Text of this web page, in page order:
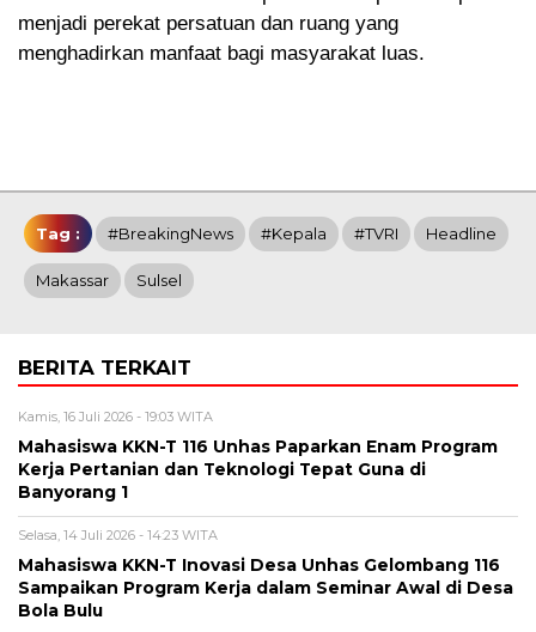
menjadi perekat persatuan dan ruang yang
menghadirkan manfaat bagi masyarakat luas.
Tag : #BreakingNews #Kepala #TVRI Headline
Makassar Sulsel
BERITA TERKAIT
Kamis, 16 Juli 2026 - 19:03 WITA
Mahasiswa KKN-T 116 Unhas Paparkan Enam Program
Kerja Pertanian dan Teknologi Tepat Guna di
Banyorang 1
Selasa, 14 Juli 2026 - 14:23 WITA
Mahasiswa KKN-T Inovasi Desa Unhas Gelombang 116
Sampaikan Program Kerja dalam Seminar Awal di Desa
Bola Bulu